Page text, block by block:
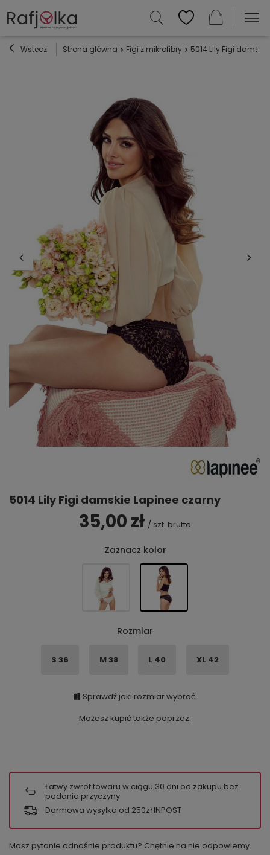
Wstecz Strona główna Figi z mikrofibry 5014 Lily Figi
5014 Lily Figi damskie Lapinee czarny
35,00 zł / szt. brutto
Zaznacz kolor
Rozmiar
S 36 M 38 L 40 XL 42
Sprawdź jaki rozmiar wybrać.
Możesz kupić także poprzez:
Łatwy zwrot towaru w ciągu 30 dni od zakupu bez
podania przyczyny
Darmowa wysyłka od 250zł INPOST
Masz pytanie odnośnie produktu? Chętnie na nie odpowiemy.